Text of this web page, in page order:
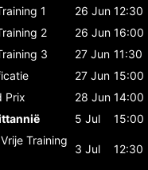
1 26 Jun 12:30
2 26 Jun 16:00
3 27 Jun 11:30
27 Jun 15:00
Prix 28 Jun 14:00
5 Jul
15:00
Vrije Training
3 Jul 12:30